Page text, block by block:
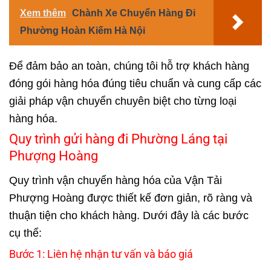
Xem thêm Chành Xe Chuyển Hàng Đi
Phường Hoàn Kiếm Hà Nội
Để đảm bảo an toàn, chúng tôi hỗ trợ khách hàng
đóng gói hàng hóa đúng tiêu chuẩn và cung cấp các
giải pháp vận chuyển chuyên biệt cho từng loại
hàng hóa.
Quy trình gửi hàng đi Phường Láng tại
Phượng Hoàng
Quy trình vận chuyển hàng hóa của Vận Tải
Phượng Hoàng được thiết kế đơn giản, rõ ràng và
thuận tiện cho khách hàng. Dưới đây là các bước
cụ thể:
Bước 1: Liên hệ nhận tư vấn và báo giá